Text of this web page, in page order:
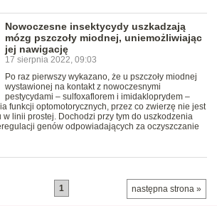
Nowoczesne insektycydy uszkadzają
mózg pszczoły miodnej, uniemożliwiając
jej nawigację
17 sierpnia 2022, 09:03
Po raz pierwszy wykazano, że u pszczoły miodnej
wystawionej na kontakt z nowoczesnymi
pestycydami – sulfoxaflorem i imidakloprydem –
funkcji optomotorycznych, przez co zwierzę nie jest
w linii prostej. Dochodzi przy tym do uszkodzenia
genów odpowiadających za oczyszczanie
następna strona »
1